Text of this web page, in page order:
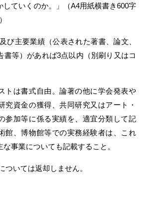
していくのか。」（A4用紙横書き600字
び主要業績（公表された著書、論文、
書等）があれば3点以内（別刷り又はコ
トは書式自由。論著の他に学会発表や
究資金の獲得、共同研究又はアート・
参加等に係る実績を、適宜分類して記
館、博物館等での実務経験者は、これ
な事業についても記載すること。
ついては返却しません。